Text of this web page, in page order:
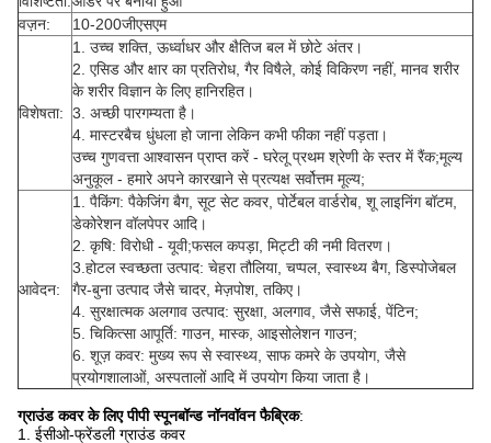
वज़न:
10-200जीएसएम
विशेषता:
1. उच्च शक्ति, ऊर्ध्वाधर और क्षैतिज बल में छोटे अंतर।
2. एसिड और क्षार का प्रतिरोध, गैर विषैले, कोई विकिरण नहीं, मानव शरीर
के शरीर विज्ञान के लिए हानिरहित।
3. अच्छी पारगम्यता है।
4. मास्टरबैच धुंधला हो जाना लेकिन कभी फीका नहीं पड़ता।
उच्च गुणवत्ता आश्वासन प्राप्त करें - घरेलू प्रथम श्रेणी के स्तर में रैंक;मूल्य
अनुकूल - हमारे अपने कारखाने से प्रत्यक्ष सर्वोत्तम मूल्य;
आवेदन:
1. पैकिंग: पैकेजिंग बैग, सूट सेट कवर, पोर्टेबल वार्डरोब, शू लाइनिंग बॉटम,
डेकोरेशन वॉलपेपर आदि।
2. कृषि: विरोधी - यूवी;फसल कपड़ा, मिट्टी की नमी वितरण।
3.होटल स्वच्छता उत्पाद: चेहरा तौलिया, चप्पल, स्वास्थ्य बैग, डिस्पोजेबल
गैर-बुना उत्पाद जैसे चादर, मेज़पोश, तकिए।
4. सुरक्षात्मक अलगाव उत्पाद: सुरक्षा, अलगाव, जैसे सफाई, पेंटिन;
5. चिकित्सा आपूर्ति: गाउन, मास्क, आइसोलेशन गाउन;
6. शूज़ कवर: मुख्य रूप से स्वास्थ्य, साफ कमरे के उपयोग, जैसे
प्रयोगशालाओं, अस्पतालों आदि में उपयोग किया जाता है।
ग्राउंड कवर के लिए पीपी स्पूनबॉन्ड नॉनवॉवन फैब्रिक:
1. ईसीओ-फ्रेंडली ग्राउंड कवर